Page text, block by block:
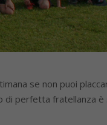
se non puoi
di perfetta fratellanza